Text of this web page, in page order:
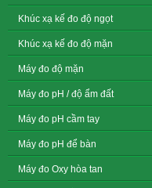
Khúc xạ kế đo độ ngọt
Khúc xạ kế đo độ mặn
Máy đo độ mặn
Máy đo pH / độ ẩm đất
Máy đo pH cầm tay
Máy đo pH để bàn
Máy đo Oxy hòa tan